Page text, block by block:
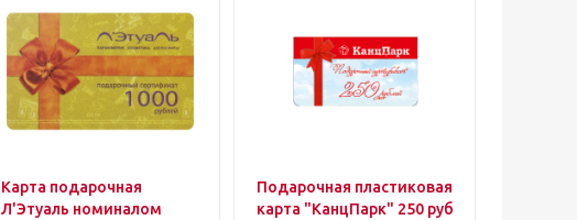
Карта подарочная
Л'Этуаль номиналом
Подарочная пластиковая
карта "КанцПарк" 250 руб